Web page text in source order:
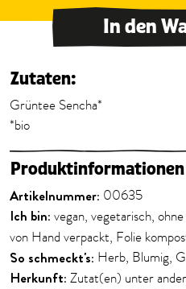
In den
Zutaten:
Grüntee Sencha*
*bio
Produktinformationen
Artikelnummer: 00635
Ich bin: vegan, vegetarisch,
von Hand verpackt, Folie
So schmeckt's: Herb, Blumig,
Herkunft: Zutat(en) unter